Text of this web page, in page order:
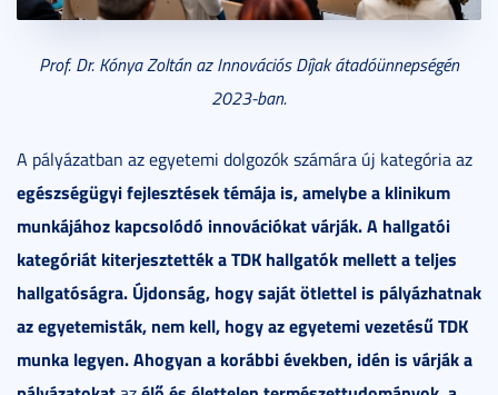
Prof. Dr. Kónya Zoltán az Innovációs Díjak átadóünnepségén
2023-ban.
A pályázatban az egyetemi dolgozók számára új kategória az
egészségügyi fejlesztésektémája is, amelybe a klinikum
munkájához kapcsolódó innovációkat várják. A hallgatói
kategóriát kiterjesztették aTDK hallgatók melletta teljes
hallgatóságra. Újdonság, hogy saját ötlettel is pályázhatnak
az egyetemisták, nem kell, hogy az egyetemi vezetésű TDK
munka legyen. Ahogyan a korábbi években, idén is várják a